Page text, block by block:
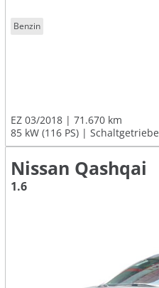
Benzin
EZ 03/2018
71.670 km
85 kW (116 PS)
Schaltgetriebe
Nissan Qashqai
1.6